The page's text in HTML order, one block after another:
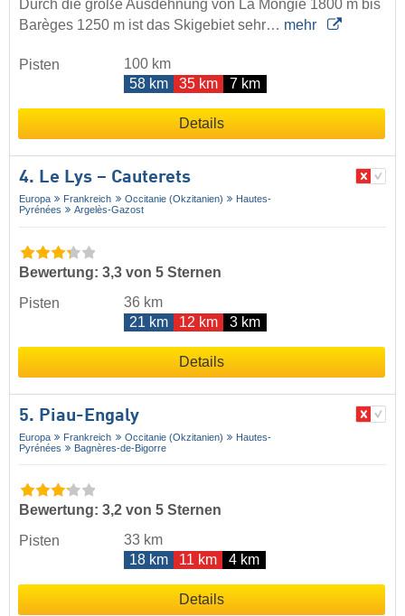
Durch die große Ausdehnung von La Mongie 1800 m bis
Barèges 1250 m ist das Skigebiet sehr… mehr
Pisten
100 km
58 km
35 km 7 km
Details
4. Le Lys – Cauterets
Europa Frankreich Occitanie (Okzitanien)
Hautes-
Pyrénées
Argelès-Gazost
Bewertung: 3,3 von 5 Sternen
Pisten
36 km
21 km
12 km 3 km
Details
5. Piau-Engaly
Europa Frankreich Occitanie (Okzitanien)
Hautes-
Pyrénées
Bagnères-de-Bigorre
Bewertung: 3,2 von 5 Sternen
Pisten
33 km
18 km
11 km 4 km
Details